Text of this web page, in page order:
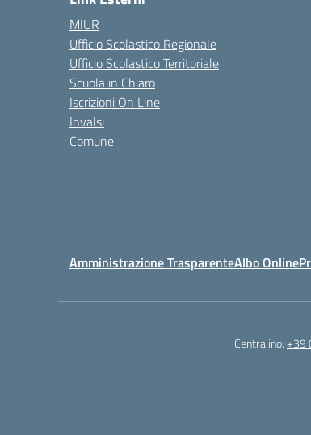
MIUR
Ufficio Scolastico Regionale
Ufficio Scolastico Territoriale
Scuola in Chiaro
Iscrizioni On Line
Invalsi
Comune
Amministrazione TrasparenteAlbo Online
Centralino:+39